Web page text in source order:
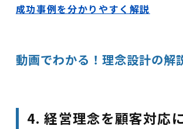
成功事例を分かりやすく解説
動画でわかる！理念設計の解
4. 経営理念を顧客対応